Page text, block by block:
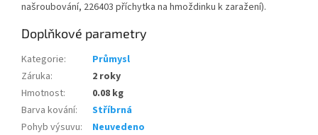
našroubování, 226403 příchytka na hmoždinku k zaražení).
Doplňkové parametry
Kategorie:
Průmysl
Záruka:
2 roky
Hmotnost:
0.08 kg
Barva kování:
Stříbrná
Pohyb výsuvu:
Neuvedeno